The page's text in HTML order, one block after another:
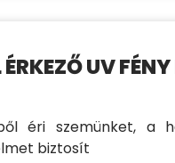
UV FÉNY
éri szemünket, a
biztosít